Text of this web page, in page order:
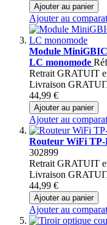
Ajouter au panier
Ajouter au
Module
LC monomode
Retrait GRATUIT
Livraison
44,99 €
Ajouter au panier
Ajouter au
Routeur WiFi
302899
Retrait GRATUIT
Livraison
44,99 €
Ajouter au panier
Ajouter au